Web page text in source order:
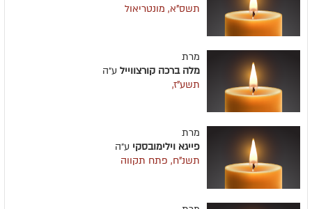
תשס"א, מונטריאול
מרת
מלה ברכה קורצווייל ע״ה
תשע"ז,
מרת
פייגא וילימובסקי ע״ה
תשנ"ח, פתח תקווה